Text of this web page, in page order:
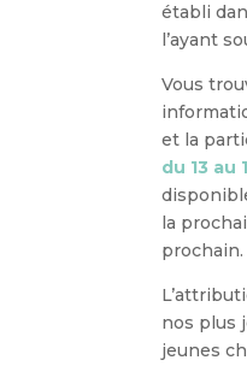
établi
l’ayant
Vous
et la
du 13 au
la
prochain.
nos plus
jeunes